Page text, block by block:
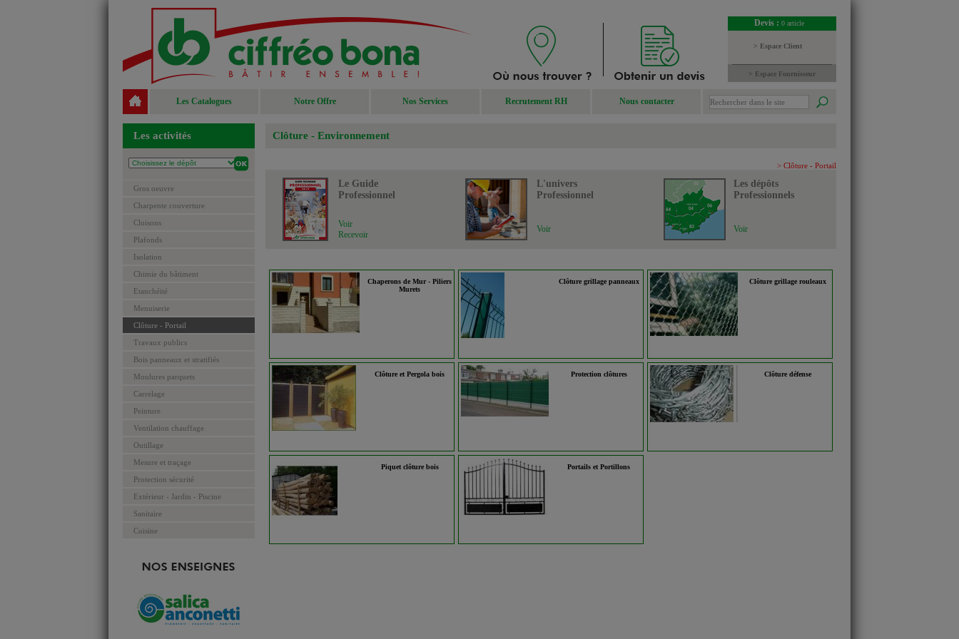
Devis : 0 article
> Espace Client
> Espace Fournisseur
Les Catalogues Notre Offre Nos Services Recrutement RH Nous contacter
Les activités
Gros oeuvre
Charpente couverture
Cloisons
Plafonds
Isolation
Chimie du bâtiment
Etanchéité
Menuiserie
Clôture - Portail
Travaux publics
Bois panneaux et stratifiés
Moulures parquets
Carrelage
Peinture
Ventilation chauffage
Outillage
Mesure et traçage
Protection sécurité
Extérieur - Jardin - Piscine
Sanitaire
Cuisine
Clôture - Environnement
> Clôture - Portail
Le Guide
Professionnel
L'univers
Professionnel
Les dépôts
Professionnels
Voir
Recevoir
Voir Voir
Chaperons de Mur - Piliers
Murets
Clôture grillage panneaux Clôture grillage rouleaux
Clôture et Pergola bois Protection clôtures Clôture défense
Piquet clôture bois Portails et Portillons